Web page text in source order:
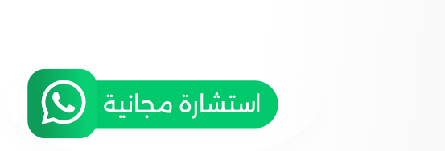
استشارة مجانية